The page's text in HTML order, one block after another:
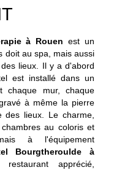
à Rouen est un
doit au spa, mais aussi
lieux. Il y a d'abord
est installé dans un
chaque mur, chaque
à même la pierre
des lieux. Le charme,
au coloris et
à l'équipement
Bourgtheroulde à
apprécié,